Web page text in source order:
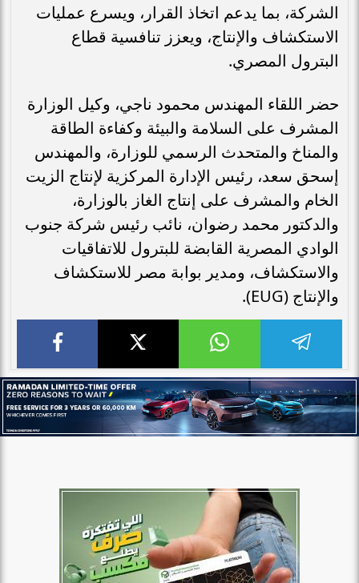
الشركة، بما يدعم اتخاذ القرار، ويسرع عمليات
الاستكشاف والإنتاج، ويعزز تنافسية قطاع
البترول المصري.
حضر اللقاء المهندس محمود ناجي، وكيل الوزارة
المشرف على السلامة والبيئة وكفاءة الطاقة
والمناخ والمتحدث الرسمي للوزارة، والمهندس
إسحق سعد، رئيس الإدارة المركزية لإنتاج الزيت
الخام والمشرف على إنتاج الغاز بالوزارة،
والدكتور محمد رضوان، نائب رئيس شركة جنوب
الوادي المصرية القابضة للبترول للاتفاقيات
والاستكشاف، ومدير بوابة مصر للاستكشاف
والإنتاج (EUG).